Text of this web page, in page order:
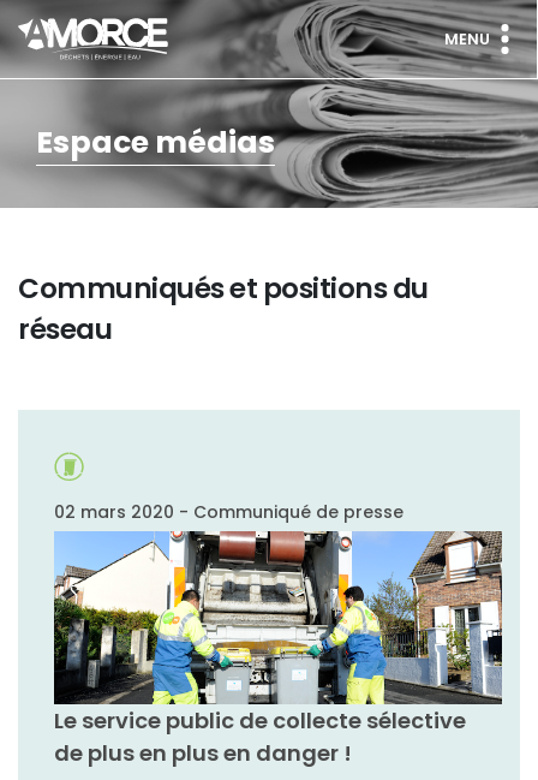
MENU
Espace médias
Communiqués et positions du
réseau
02 mars 2020 - Communiqué de presse
Le service public de collecte sélective
de plus en plus en danger !